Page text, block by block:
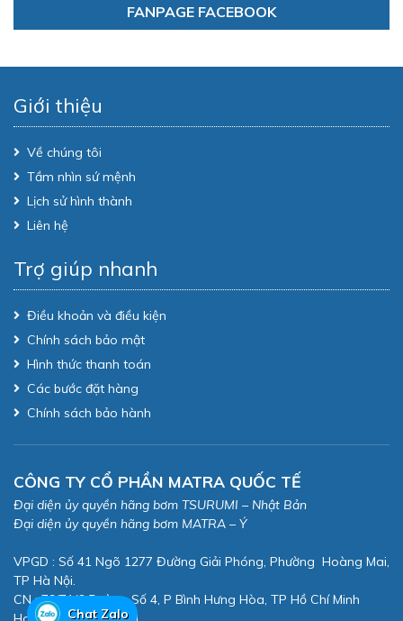
FANPAGE FACEBOOK
Giới thiệu
Về chúng tôi
Tầm nhìn sứ mệnh
Lịch sử hình thành
Liên hệ
Trợ giúp nhanh
Điều khoản và điều kiện
Chính sách bảo mật
Hình thức thanh toán
Các bước đặt hàng
Chính sách bảo hành
CÔNG TY CỔ PHẦN MATRA QUỐC TẾ
Đại diện ủy quyền hãng bơm TSURUMI – Nhật Bản
Đại diện ủy quyền hãng bơm MATRA – Ý
VPGD : Số 41 Ngõ 1277 Đường Giải Phóng, Phường Hoàng Mai,
TP Hà Nội.
CN : 79/71/6 Đường Số 4, P Bình Hưng Hòa, TP Hồ Chí Minh
Chat Zalo